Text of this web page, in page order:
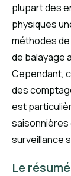
plupart des
physiques
méthodes
de balayage
Cependant,
des
est
saisonnières
surveillance
Le